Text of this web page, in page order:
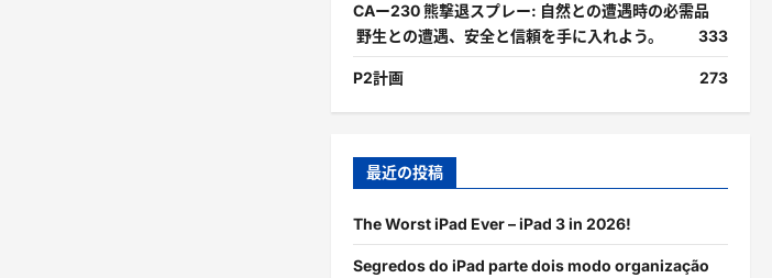
CAー230 熊撃退スプレー: 自然との遭遇時の必需品
野生との遭遇、安全と信頼を手に入れよう。
333
P2計画 273
最近の投稿
The Worst iPad Ever – iPad 3 in 2026!
Segredos do iPad parte dois modo organização